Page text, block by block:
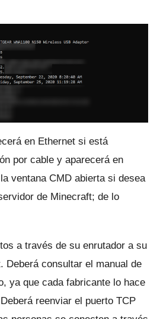
en Ethernet si está
por cable y aparecerá en
ventana CMD abierta si desea
de Minecraft; de lo
a través de su enrutador a su
Deberá consultar el manual de
ya que cada fabricante lo hace
Deberá reenviar el puerto TCP